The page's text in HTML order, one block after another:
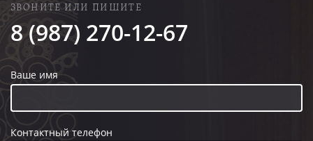
ЗВОНИТЕ ИЛИ ПИШИТЕ
8 (987) 270-12-67
Ваше имя
Контактный телефон